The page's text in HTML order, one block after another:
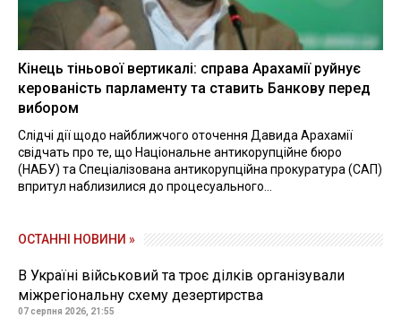
Кінець тіньової вертикалі: справа Арахамії руйнує
керованість парламенту та ставить Банкову перед
вибором
Слідчі дії щодо найближчого оточення Давида Арахамії
свідчать про те, що Національне антикорупційне бюро
(НАБУ) та Спеціалізована антикорупційна прокуратура (САП)
впритул наблизилися до процесуального...
ОСТАННІ НОВИНИ »
В Україні військовий та троє ділків організували
міжрегіональну схему дезертирства
07 серпня 2026, 21:55